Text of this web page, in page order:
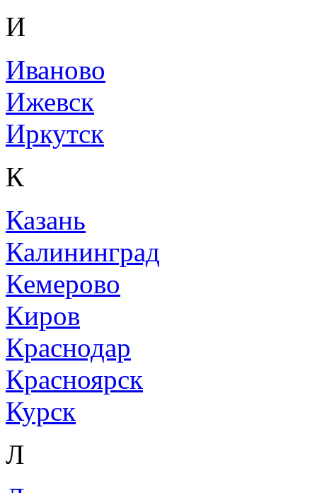
И
Иваново
Ижевск
Иркутск
К
Казань
Калининград
Кемерово
Киров
Краснодар
Красноярск
Курск
Л